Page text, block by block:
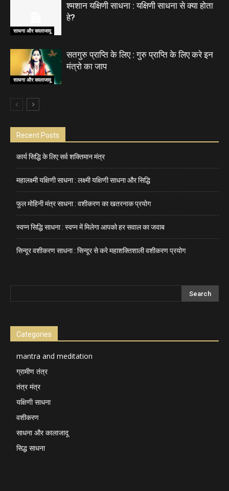
साधना और कालाजादू
श्मशान यक्षिणी साधना : यक्षिणी साधना से क्या होता
हे?
साधना और कालाजादू
सतगुरु प्राप्ति के लिए : गुरु प्राप्ति के लिए करे इन
मंत्रो का जाप
Recent Posts
कार्य सिद्धि के लिए सर्व शक्तिमान मंत्र
महालक्ष्मी यक्षिणी साधना : लक्ष्मी यक्षिणी साधना और सिद्धि
फुल मोहिनी मंत्र साधना : वशीकरण का खतरनाक प्रयोग
स्वप्न सिद्धि साधना : स्वप्न में मिलेगा आपको हर सवाल का जवाब
सिन्दूर वशीकरण साधना : सिन्दूर से करे महाशक्तिशाली वशीकरण प्रयोग
Categories
mantra and meditation
ग्रामीण तंत्र
तंत्र मंत्र
यक्षिणी साधना
वशीकरण
साधना और कालाजादू
सिद्ध साधना